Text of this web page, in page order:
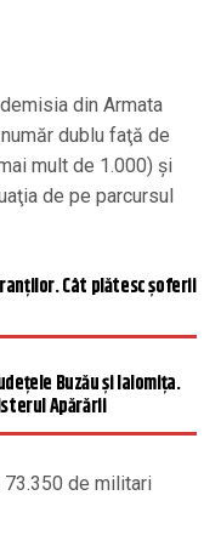
din Armata
dublu faţă de
mult de 1.000) şi
de pe parcursul
Cât plătesc șoferii
Buzău și Ialomița.
Apărării
73.350 de militari